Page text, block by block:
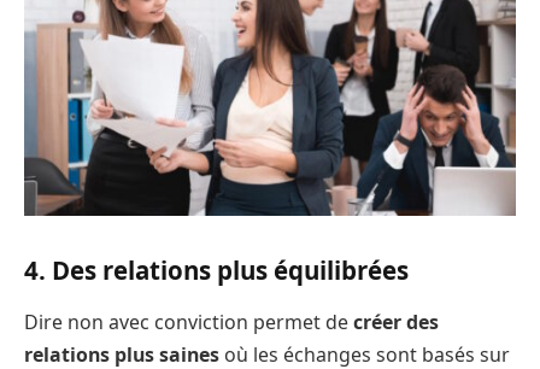
4. Des relations plus équilibrées
Dire non avec conviction permet decréer des
relations plus saines où les échanges sont basés sur